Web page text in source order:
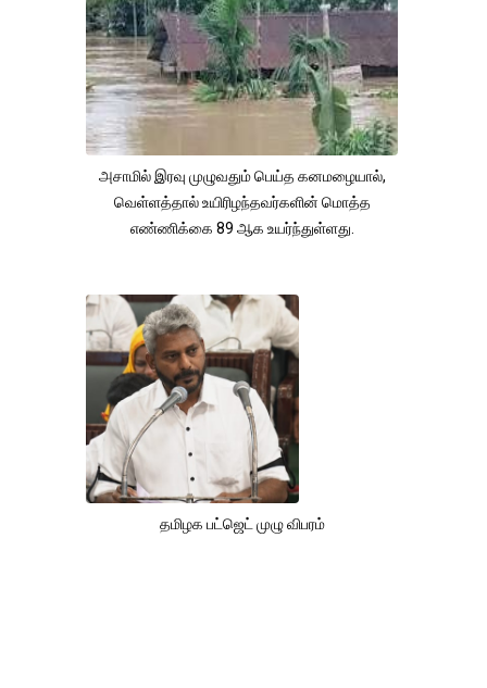
அசாமில் இரவு முழுவதும் பெய்த கனமழையால்,
வெள்ளத்தால் உயிரிழந்தவர்களின் மொத்த
எண்ணிக்கை 89 ஆக உயர்ந்துள்ளது.
தமிழக பட்ஜெட் முழு விபரம்